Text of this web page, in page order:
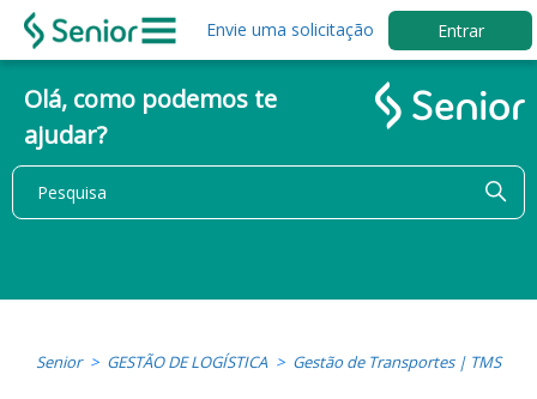
Envie uma solicitação Entrar
Olá, como podemos te
ajudar?
Senior GESTÃO DE LOGÍSTICA Gestão de Transportes | TMS